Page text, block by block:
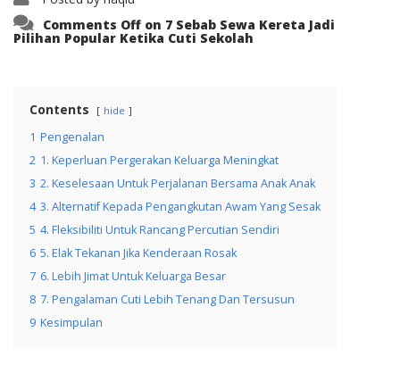
Comments Off on 7 Sebab Sewa Kereta Jadi
Pilihan Popular Ketika Cuti Sekolah
Contents hide
1 Pengenalan
2 1. Keperluan Pergerakan Keluarga Meningkat
3 2. Keselesaan Untuk Perjalanan Bersama Anak Anak
4 3. Alternatif Kepada Pengangkutan Awam Yang Sesak
5 4. Fleksibiliti Untuk Rancang Percutian Sendiri
6 5. Elak Tekanan Jika Kenderaan Rosak
7 6. Lebih Jimat Untuk Keluarga Besar
8 7. Pengalaman Cuti Lebih Tenang Dan Tersusun
9 Kesimpulan